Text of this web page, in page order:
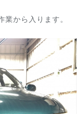
から入ります。